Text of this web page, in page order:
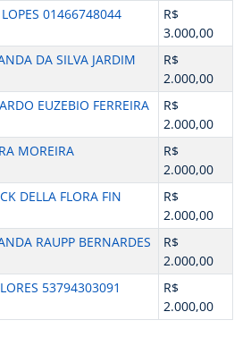
01466748044
R$
3.000,00
DA SILVA JARDIM
R$
2.000,00
EUZEBIO FERREIRA
R$
2.000,00
MOREIRA
R$
2.000,00
DELLA FLORA FIN
R$
2.000,00
RAUPP BERNARDES
R$
2.000,00
53794303091
R$
2.000,00